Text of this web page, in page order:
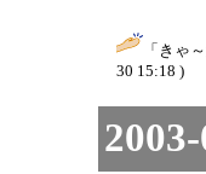
「きゃ
30 15:18 )